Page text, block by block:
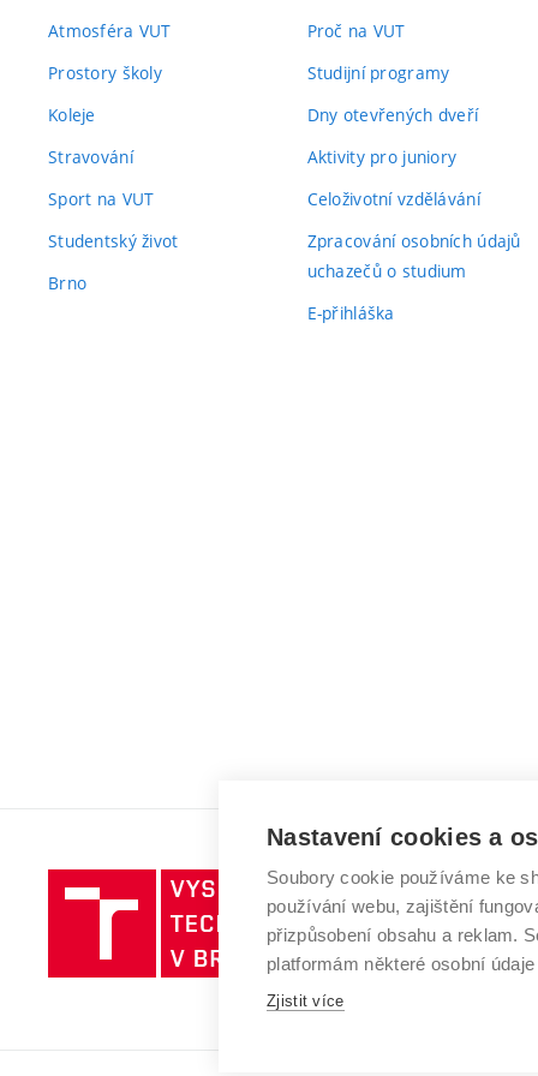
Atmosféra VUT
Prostory školy
Koleje
Stravování
Sport na VUT
Studentský život
Brno
Proč na VUT
Studijní programy
Dny otevřených dveří
Aktivity pro juniory
Celoživotní vzdělávání
Zpracování osobních údajů
uchazečů o studium
E-přihláška
Vysoké
učení
technické
v
Nastavení cookies a
Soubory cookie používáme ke
používání webu, zajištění
přizpůsobení obsahu a reklam.
platformám některé osobní
Zjistit více